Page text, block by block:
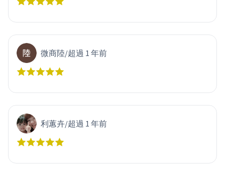
微商陸/超過 1 年前
利蕙卉/超過 1 年前